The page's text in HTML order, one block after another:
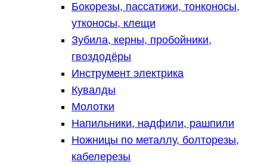
Бокорезы, пассатижи, тонконосы,
утконосы, клещи
Зубила, керны, пробойники,
гвоздодёры
Инструмент электрика
Кувалды
Молотки
Напильники, надфили, рашпили
Ножницы по металлу, болторезы,
кабелерезы